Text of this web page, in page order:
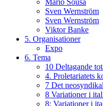
Sven Wernström
Sven Wernström
Viktor Banke
5. Organisationer
Expo
6. Tema
10 Deltagande
4. Proletariatets
7 Det
8 Variationer i
8: Variationer i